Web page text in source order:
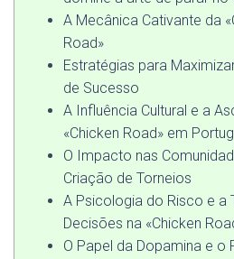
A Mecânica Cativante da
Road»
Estratégias para
de Sucesso
A Influência Cultural e a
«Chicken Road» em
O Impacto nas
Criação de Torneios
A Psicologia do Risco e a
Decisões na «Chicken
O Papel da Dopamina e o